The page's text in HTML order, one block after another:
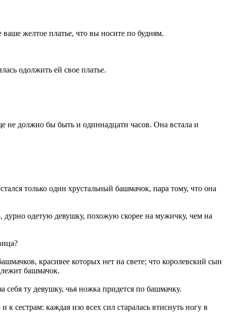
желтое платье, что вы носите по будням.
одолжить ей свое платье.
не должно бы быть и одиннадцати часов. Она встала и
только один хрустальный башмачок, пара тому, что она
одетую девушку, похожую скорее на мужичку, чем на
красивее которых нет на свете; что королевский сын
башмачок.
себя ту девушку, чья ножка придется по башмачку.
сестрам: каждая изо всех сил старалась втиснуть ногу в